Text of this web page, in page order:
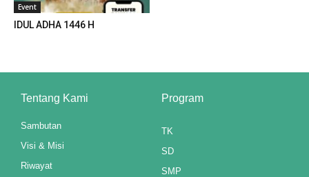
Event
IDUL ADHA 1446 H
Tentang Kami
Sambutan
Visi & Misi
Riwayat
Program
TK
SD
SMP